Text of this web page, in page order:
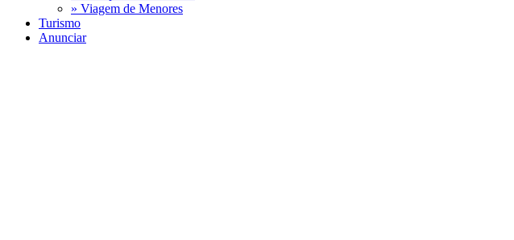
» Viagem de Menores
Turismo
Anunciar